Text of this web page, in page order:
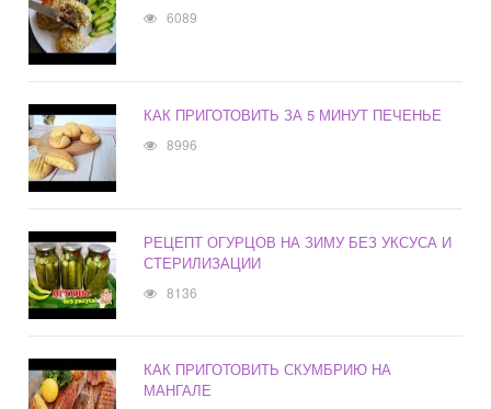
6089
КАК ПРИГОТОВИТЬ ЗА 5 МИНУТ ПЕЧЕНЬЕ
8996
РЕЦЕПТ ОГУРЦОВ НА ЗИМУ БЕЗ УКСУСА И
СТЕРИЛИЗАЦИИ
8136
КАК ПРИГОТОВИТЬ СКУМБРИЮ НА
МАНГАЛЕ